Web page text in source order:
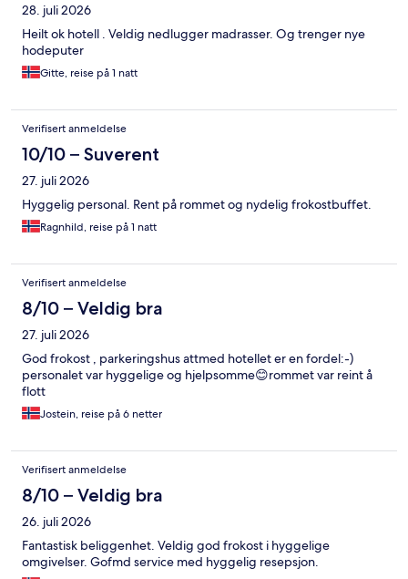
28. juli 2026
Heilt ok hotell . Veldig nedlugger madrasser. Og trenger nye
hodeputer
Gitte, reise på 1 natt
Verifisert anmeldelse
10/10 – Suverent
27. juli 2026
Hyggelig personal. Rent på rommet og nydelig frokostbuffet.
Ragnhild, reise på 1 natt
Verifisert anmeldelse
8/10 – Veldig bra
27. juli 2026
God frokost , parkeringshus attmed hotellet er en fordel:-)
personalet var hyggelige og hjelpsomme😊rommet var reint å
flott
Jostein, reise på 6 netter
Verifisert anmeldelse
8/10 – Veldig bra
26. juli 2026
Fantastisk beliggenhet. Veldig god frokost i hyggelige
omgivelser. Gofmd service med hyggelig resepsjon.